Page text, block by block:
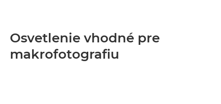
Osvetlenie vhodné pre
makrofotografiu